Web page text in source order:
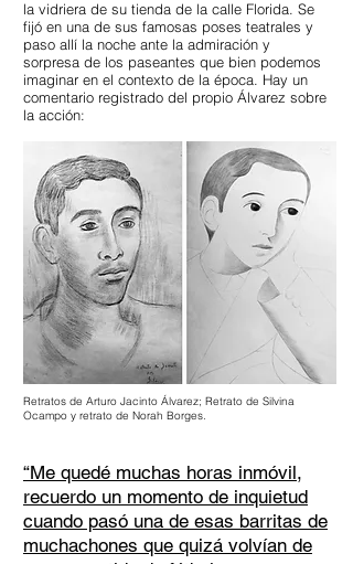
la vidriera de su tienda de la calle Florida. Se
fijó en una de sus famosas poses teatrales y
paso allí la noche ante la admiración y
sorpresa de los paseantes que bien podemos
imaginar en el contexto de la época. Hay un
comentario registrado del propio Álvarez sobre
la acción:
Retratos de Arturo Jacinto Álvarez; Retrato de Silvina
Ocampo y retrato de Norah Borges.
“Me quedé muchas horas inmóvil,
recuerdo un momento de inquietud
cuando pasó una de esas barritas de
muchachones que quizá volvían de